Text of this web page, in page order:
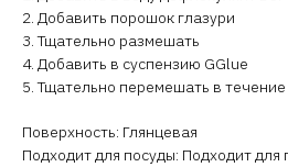
2. Добавить порошок глазури
3. Тщательно размешать
4. Добавить в суспензию GGlue
5. Тщательно перемешать в
Поверхность: Глянцевая
Подходит для посуды: Подходит для